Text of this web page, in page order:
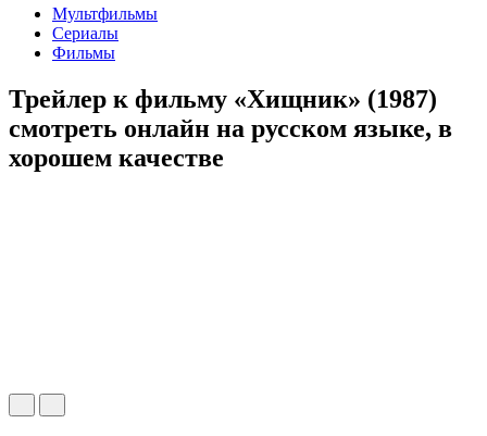
Мультфильмы
Сериалы
Фильмы
Трейлер к фильму «Хищник» (1987)
cмотреть онлайн на русском языке, в
хорошем качестве